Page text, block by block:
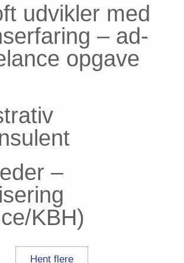
udvikler med
– ad-
opgave
–
KBH)
Hent flere